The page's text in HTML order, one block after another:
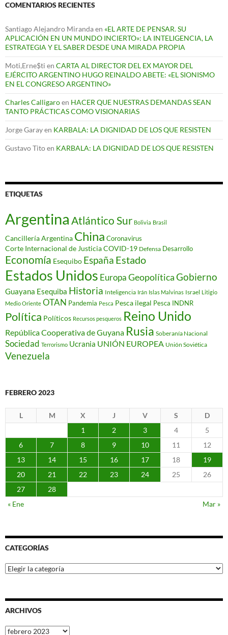
COMENTARIOS RECIENTES
Santiago Alejandro Mirandaen «EL ARTE DE PENSAR. SU
APLICACIÓN EN UN MUNDO INCIERTO»: LA INTELIGENCIA, LA
ESTRATEGIA Y EL SABER DESDE UNA MIRADA PROPIA
Moti,Erne$ti en CARTA AL DIRECTOR DEL EX MAYOR DEL
EJÉRCITO ARGENTINO HUGO REINALDO ABETE: «EL SIONISMO
EN EL CONGRESO ARGENTINO»
Charles Calligaroen HACER QUE NUESTRAS DEMANDAS SEAN
TANTO PRÁCTICAS COMO VISIONARIAS
Jorge Garayen KARBALA: LA DIGNIDAD DE LOS QUE RESISTEN
Gustavo Titoen KARBALA: LA DIGNIDAD DE LOS QUE RESISTEN
ETIQUETAS
Argentina Atlántico Sur Bolivia Brasil
Cancillería Argentina China Coronavirus
Corte Internacional de JusticiaCOVID-19 Defensa Desarrollo
Economía Esequibo España Estado
Estados Unidos EuropaGeopolíticaGobierno
Guayana Esequiba Historia Inteligencia Irán Islas Malvinas Israel Litigio
Medio Oriente OTAN Pandemia Pesca Pesca ilegal Pesca INDNR
Política Políticos Recursos pesqueros Reino Unido
República Cooperativa de Guyana Rusia Soberanía Nacional
Sociedad Terrorismo Ucrania UNIÓN EUROPEA Unión Soviética
Venezuela
FEBRERO 2023
L M X J V S
D
1
2 3 4
5
6
7 8 9 10 11
12
13
14 15 16 17 18
19
20
21 22 23 24 25
26
27
28
« Ene
Mar »
CATEGORÍAS
Categorías
ARCHIVOS
Archivos